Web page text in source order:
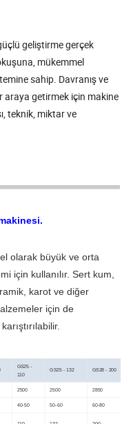
geliştirme gerçek
mükemmel
sahip. Davranış ve
araya getirmek için makine
teknik, miktar ve
olarak büyük ve orta
için kullanılır. Sert kum,
karot ve diğer
için de
GS25 -
110
GS25 - 132 GS28 - 200
2500 2500 2850
40-50 50-60 60-80